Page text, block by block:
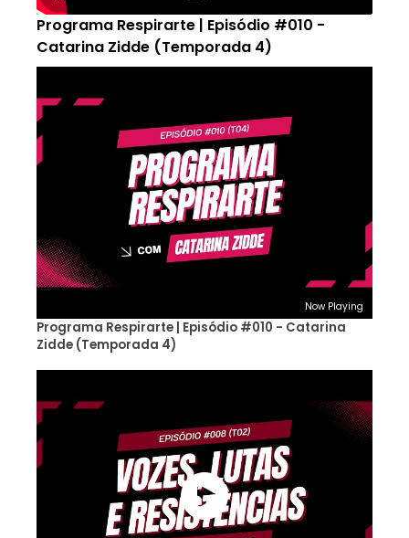
Programa Respirarte | Episódio #010 -
Catarina Zidde (Temporada 4)
Now Playing
Programa Respirarte | Episódio #010 - Catarina
Zidde (Temporada 4)